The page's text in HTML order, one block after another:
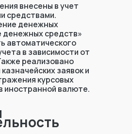
внесены в учет
средствами.
денежных
денежных средств»
автоматического
в зависимости от
реализовано
заявок и
курсовых
иностранной валюте.